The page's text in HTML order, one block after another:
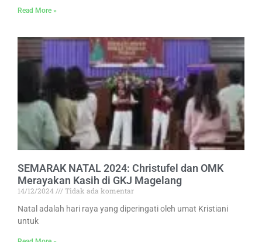
Read More »
SEMARAK NATAL 2024: Christufel dan OMK
Merayakan Kasih di GKJ Magelang
14/12/2024
Tidak ada komentar
Natal adalah hari raya yang diperingati oleh umat Kristiani
untuk